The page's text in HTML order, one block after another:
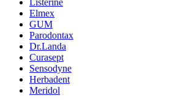
Listerine
Elmex
GUM
Parodontax
Dr.Landa
Curasept
Sensodyne
Herbadent
Meridol